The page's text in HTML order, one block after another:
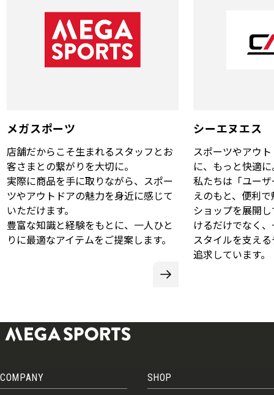
メガスポーツ
店舗だからこそ生まれるスタッフとお
客さまとの繋がりを大切に。
実際に商品を手に取りながら、スポー
ツやアウトドアの魅力を身近に感じて
いただけます。
豊富な知識と経験をもとに、一人ひと
りに最適なアイテムをご提案します。
シーエヌエス
スポーツやアウ
に、もっと快適
私たちは「ユー
えのもと、便利
ショップを展開
けるだけでなく
スタイルを支え
追求しています。
COMPANY SHOP